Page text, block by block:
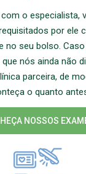
o especialista,
por ele
no seu bolso.
nós ainda não
parceira, de
o quanto
NOSSOS